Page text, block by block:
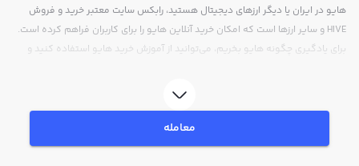
هایو در ایران یا دیگر ارزهای دیجیتال هستید، رابکس سایت معتبر خرید و فروش
HIVE و سایر ارزها است که امکان خرید آنلاین هایو را برای کاربران فراهم کرده است.
برای یادگیری چگونه هایو بخریم، می‌توانید از آموزش خرید هایو استفاده کنید و
قیمت لحظه‌ای، نمودار و امکانات فروش هایو نیز در دسترس شما قرار دارد تا بتوانید
تصمیمات بهتری در معاملات خود بگیرید.
معامله